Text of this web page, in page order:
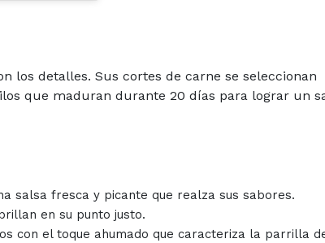
los detalles. Sus cortes de carne se seleccionan
que maduran durante 20 días para lograr un
salsa fresca y picante que realza sus sabores.
en su punto justo.
con el toque ahumado que caracteriza la parrilla